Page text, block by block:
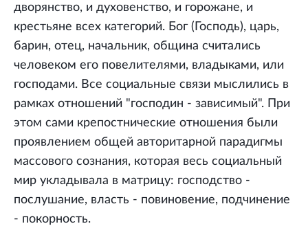
дворянство, и духовенство, и горожане, и
крестьяне всех категорий. Бог (Господь), царь,
барин, отец, начальник, община считались
человеком его повелителями, владыками, или
господами. Все социальные связи мыслились в
рамках отношений "господин - зависимый". При
этом сами крепостнические отношения были
проявлением общей авторитарной парадигмы
массового сознания, которая весь социальный
мир укладывала в матрицу: господство -
послушание, власть - повиновение, подчинение
- покорность.